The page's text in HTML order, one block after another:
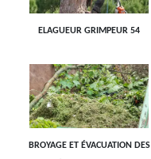
ELAGUEUR GRIMPEUR 54
BROYAGE ET ÉVACUATION DES